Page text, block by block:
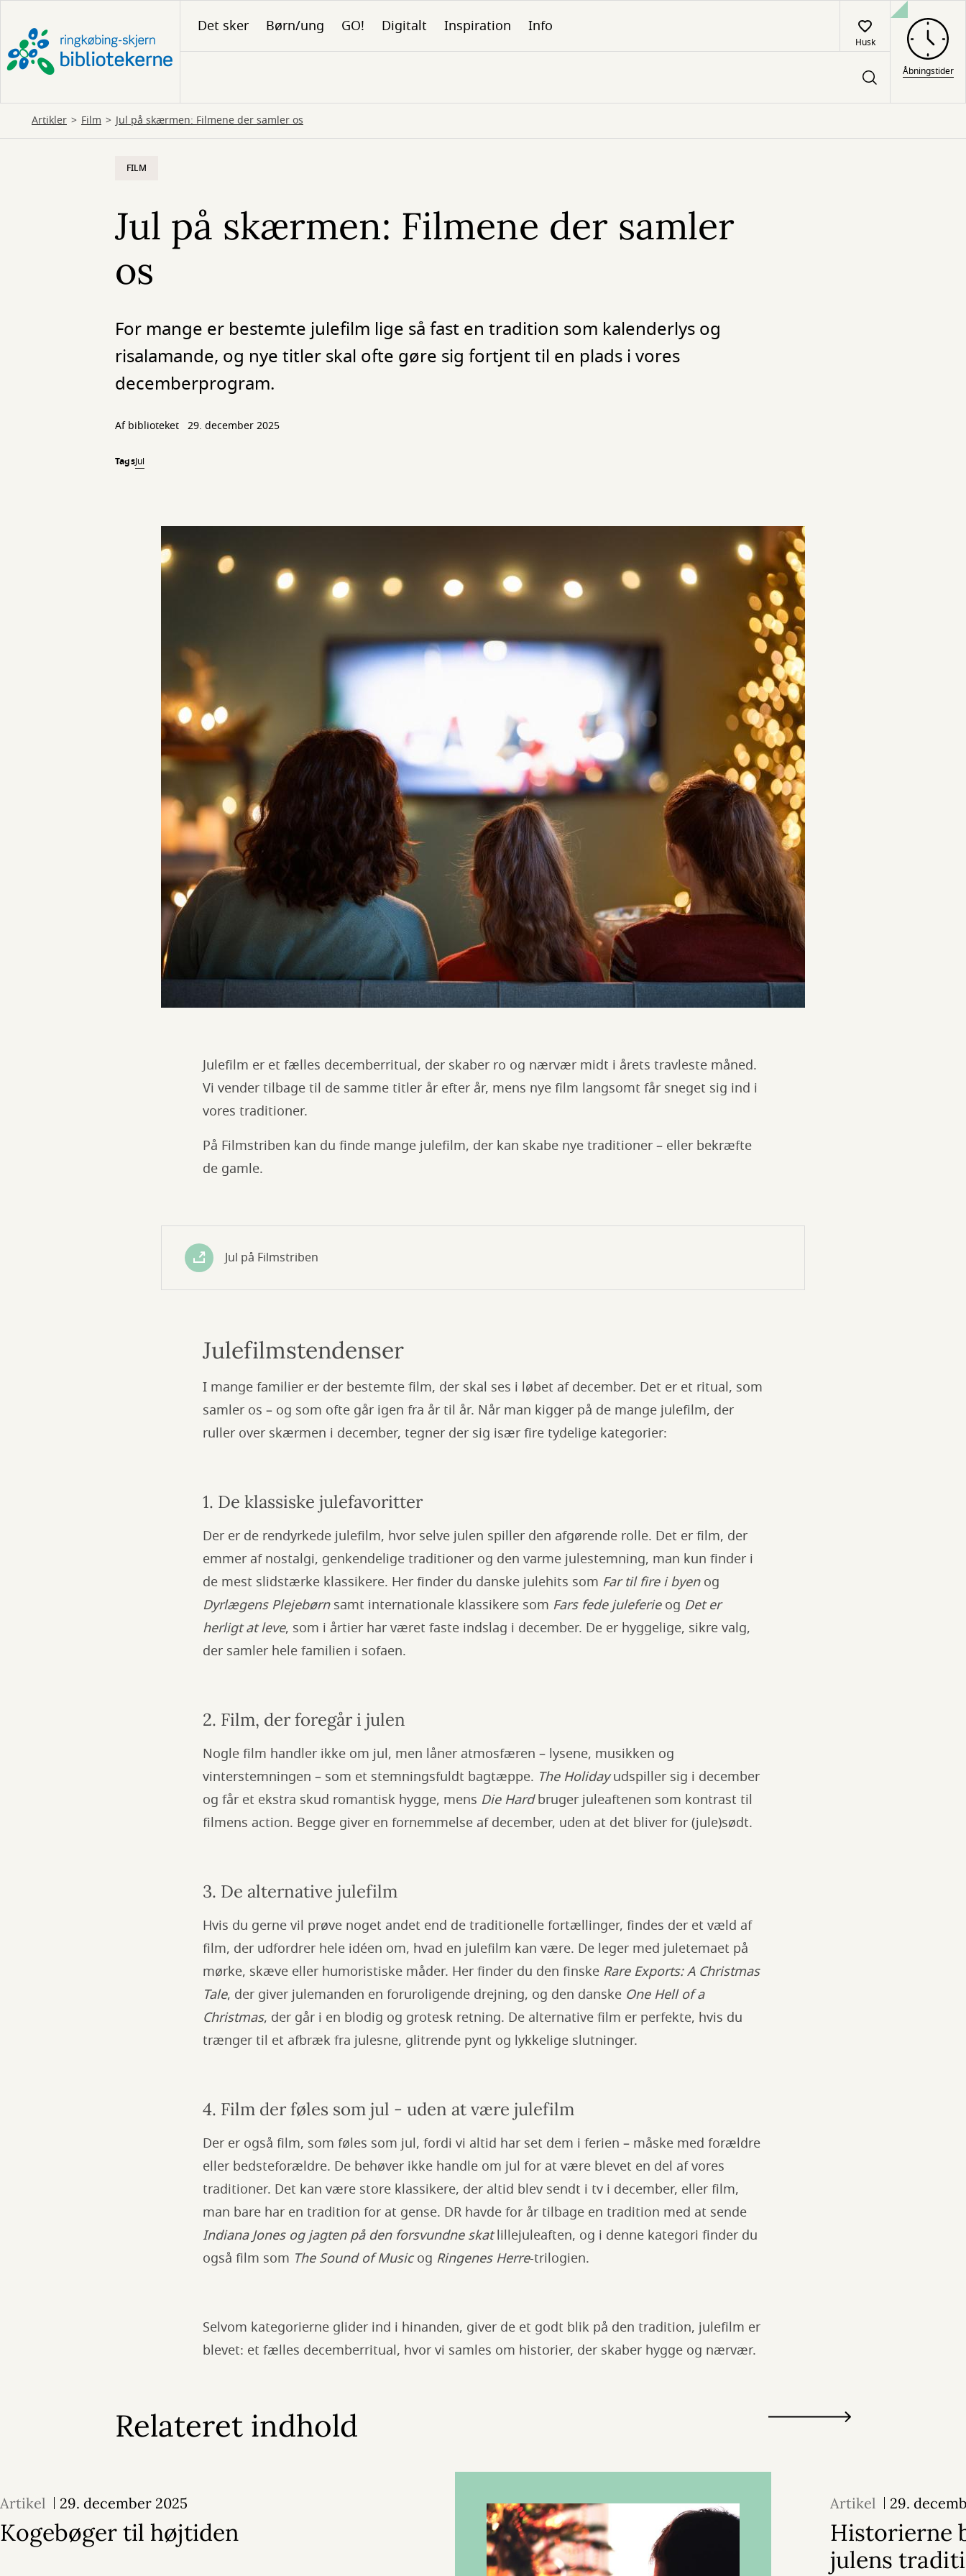
hovedindhold
Det sker Børn/ung GO! Digitalt Inspiration Info
Husk
Åbningstider
Artikler Film Jul på skærmen: Filmene der samler os
FILM
Jul på skærmen: Filmene der samler
os
For mange er bestemte julefilm lige så fast en tradition som kalenderlys og
risalamande, og nye titler skal ofte gøre sig fortjent til en plads i vores
decemberprogram.
Af biblioteket 29. december 2025
TagsJul
Julefilm er et fælles decemberritual, der skaber ro og nærvær midt i årets travleste måned.
Vi vender tilbage til de samme titler år efter år, mens nye film langsomt får sneget sig ind i
vores traditioner.
På Filmstriben kan du finde mange julefilm, der kan skabe nye traditioner – eller bekræfte
de gamle.
Jul på Filmstriben
Julefilmstendenser
I mange familier er der bestemte film, der skal ses i løbet af december. Det er et ritual, som
samler os – og som ofte går igen fra år til år. Når man kigger på de mange julefilm, der
ruller over skærmen i december, tegner der sig især fire tydelige kategorier:
1. De klassiske julefavoritter
Der er de rendyrkede julefilm, hvor selve julen spiller den afgørende rolle. Det er film, der
emmer af nostalgi, genkendelige traditioner og den varme julestemning, man kun finder i
de mest slidstærke klassikere. Her finder du danske julehits som Far til fire i byenog
Dyrlægens Plejebørnsamt internationale klassikere som Fars fede juleferieog Det er
herligt at leve, som i årtier har været faste indslag i december. De er hyggelige, sikre valg,
der samler hele familien i sofaen.
2. Film, der foregår i julen
Nogle film handler ikke om jul, men låner atmosfæren – lysene, musikken og
vinterstemningen – som et stemningsfuldt bagtæppe. The Holidayudspiller sig i december
og får et ekstra skud romantisk hygge, mens Die Hardbruger juleaftenen som kontrast til
filmens action. Begge giver en fornemmelse af december, uden at det bliver for (jule)sødt.
3. De alternative julefilm
Hvis du gerne vil prøve noget andet end de traditionelle fortællinger, findes der et væld af
film, der udfordrer hele idéen om, hvad en julefilm kan være. De leger med juletemaet på
mørke, skæve eller humoristiske måder. Her finder du den finske Rare Exports: A Christmas
Tale, der giver julemanden en foruroligende drejning, og den danske One Hell of a
Christmas, der går i en blodig og grotesk retning. De alternative film er perfekte, hvis du
trænger til et afbræk fra julesne, glitrende pynt og lykkelige slutninger.
4. Film der føles som jul - uden at være julefilm
Der er også film, som føles som jul, fordi vi altid har set dem i ferien – måske med forældre
eller bedsteforældre. De behøver ikke handle om jul for at være blevet en del af vores
traditioner. Det kan være store klassikere, der altid blev sendt i tv i december, eller film,
man bare har en tradition for at gense. DR havde for år tilbage en tradition med at sende
Indiana Jones og jagten på den forsvundne skatlillejuleaften, og i denne kategori finder du
også film som The Sound of Musicog Ringenes Herre-trilogien.
Selvom kategorierne glider ind i hinanden, giver de et godt blik på den tradition, julefilm er
blevet: et fælles decemberritual, hvor vi samles om historier, der skaber hygge og nærvær.
Relateret indhold
Artikel 29. december 2025
Kogebøger til højtiden
Artikel 29.
Historierne
julens